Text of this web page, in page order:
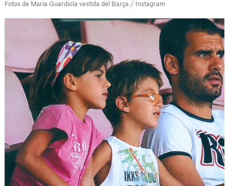
Fotos de Maria Guardiola vestida del Barça / Instagram